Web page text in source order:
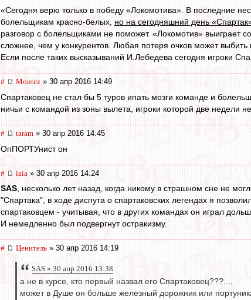
«Сегодня верю только в победу «Локомотива». В последние
болельщикам красно-белых, но на сегодняшний день
разговор с болельщиками не поможет. «Локомотив» выиграет
сложнее, чем у конкурентов. Любая потеря очков может выбить
Если после таких высказываний И.Лебедева сегодня игроки
# Montez » 30 апр 2016 14:49
Спартаковец не стал бы 5 туров ипать мозги команде и
ничьи с командой из зоны вылета, игроки которой две недели
# taram » 30 апр 2016 14:45
ОпПОРТУнист он
# iaia » 30 апр 2016 14:24
SAS , несколько лет назад, когда никому в страшном сне не
"Спартака", в ходе диспута о спартаковских легендах я
спартаковцем - учитывая, что в других командах он играл
И немедленно был подвергнут остракизму.
# Ценитель » 30 апр 2016 14:19
SAS » 30 апр 2016 13:38
а не в курсе, кто первый назвал его Спартаковец???...,
может в Душе он больше железный дорожник или